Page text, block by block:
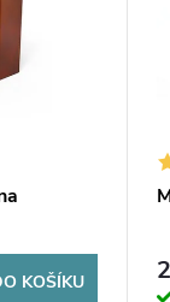
KOŠÍKU